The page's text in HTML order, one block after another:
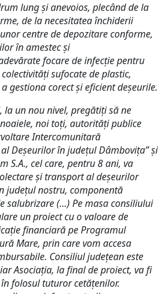
lung și anevoios, plecând de la
de la necesitatea închiderii
centre de depozitare conforme,
în amestec și
focare de infecție pentru
sufocate de plastic,
gestiona corect și eficient deșeurile.
nou nivel, pregătiți să ne
noi toți, autorități publice
Intercomunitară
Deșeurilor în județul Dâmbovița” și
S.A., cel care, pentru 8 ani, va
și transport al deșeurilor
județul nostru, componentă
salubrizare (...) Pe masa consiliului
un proiect cu o valoare de
financiară pe Programul
Mare, prin care vom accesa
Consiliul județean este
Asociația, la final de proiect, va fi
folosul tuturor cetățenilor.